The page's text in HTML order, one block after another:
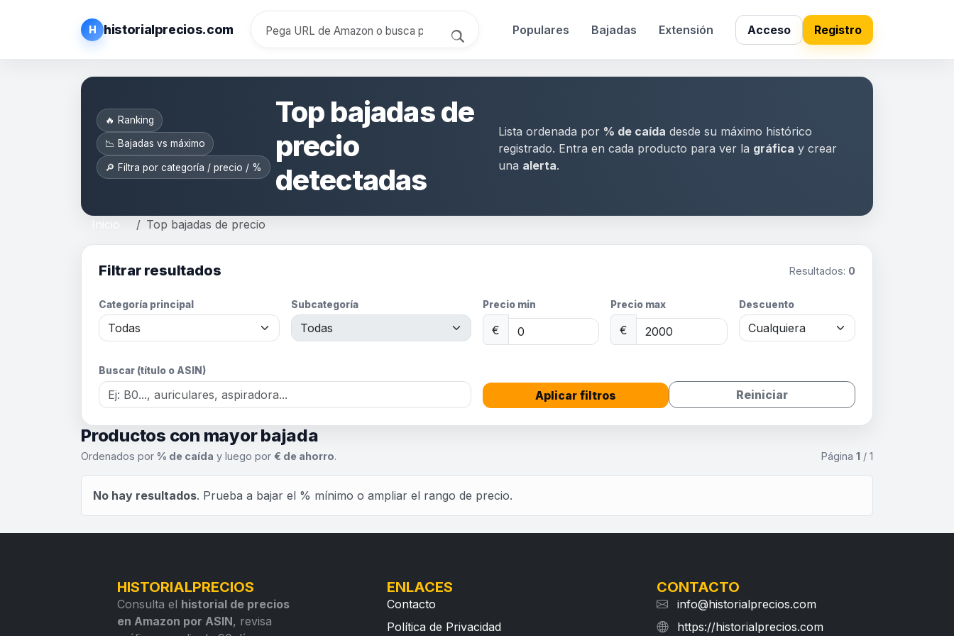
H historialprecios.com Populares Bajadas Extensión Acceso Registro
🔥 Ranking
📉 Bajadas vs máximo
🔎 Filtra por categoría / precio / %
Top bajadas de
precio
detectadas
Lista ordenada por % de caída desde su máximo histórico
registrado. Entra en cada producto para ver la gráfica y crear
una alerta.
Inicio Top bajadas de precio
Filtrar resultados Resultados: 0
Categoría principal Subcategoría Precio min
€
Precio max
€
Descuento
Buscar (título o ASIN)
Aplicar filtros Reiniciar
Productos con mayor bajada
Ordenados por % de caída y luego por € de ahorro. Página 1 / 1
No hay resultados. Prueba a bajar el % mínimo o ampliar el rango de precio.
HISTORIALPRECIOS
Consulta el historial de precios
en Amazon por ASIN, revisa
ENLACES
Contacto
Política de Privacidad
CONTACTO
info@historialprecios.com
https://historialprecios.com